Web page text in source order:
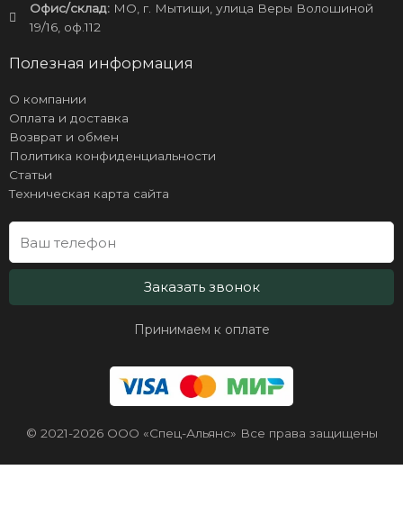
Офис/склад:МО, г. Мытищи, улица Веры Волошиной
19/16, оф.112
Полезная информация
О компании
Оплата и доставка
Возврат и обмен
Политика конфиденциальности
Статьи
Техническая карта сайта
Заказать звонок
Принимаем к оплате
© 2021-2026 ООО «Спец-Альянс» Все права защищены